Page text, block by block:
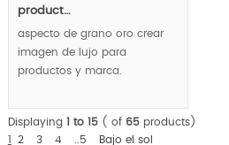
product…
aspecto de grano oro crear
imagen de lujo para
productos y marca.
Displaying 1 to 15( of 65products)
1
2 3 4 ..5 Bajo el sol